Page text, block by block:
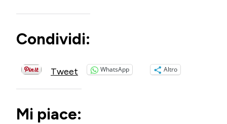
Condividi:
Tweet WhatsApp Altro
Mi piace: